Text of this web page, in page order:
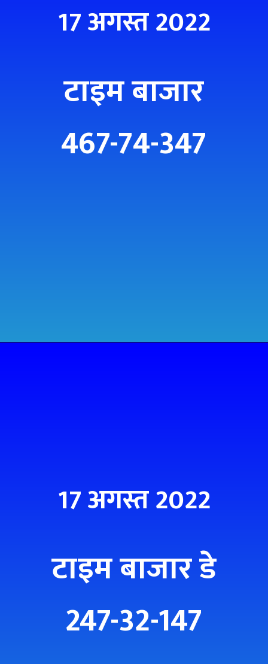
टाइम बाजार
17 अगस्त 2022
467-74-347
टाइम बाजार डे
17 अगस्त 2022
247-32-147